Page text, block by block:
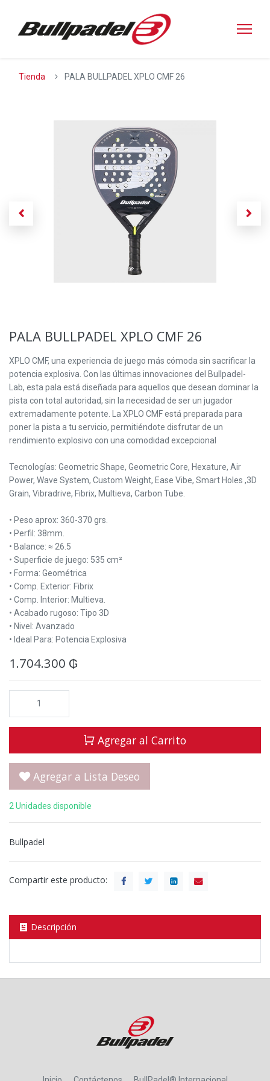
Tienda PALA BULLPADEL XPLO CMF 26
PALA BULLPADEL XPLO CMF 26
XPLO CMF, una experiencia de juego más cómoda sin sacrificar la
potencia explosiva. Con las últimas innovaciones del Bullpadel-
Lab, esta pala está diseñada para aquellos que desean dominar la
pista con total autoridad, sin la necesidad de ser un jugador
extremadamente potente. La XPLO CMF está preparada para
poner la pista a tu servicio, permitiéndote disfrutar de un
rendimiento explosivo con una comodidad excepcional
Tecnologías: Geometric Shape, Geometric Core, Hexature, Air
Power, Wave System, Custom Weight, Ease Vibe, Smart Holes ,3D
Grain, Vibradrive, Fibrix, Multieva, Carbon Tube.
• Peso aprox: 360-370 grs.
• Perfil: 38mm.
• Balance: ≈ 26.5
• Superficie de juego: 535 cm²
• Forma: Geométrica
• Comp. Exterior: Fibrix
• Comp. Interior: Multieva.
• Acabado rugoso: Tipo 3D
• Nivel: Avanzado
• Ideal Para: Potencia Explosiva
1.704.300 ₲
Agregar al Carrito
Agregar a Lista Deseo
2 Unidades disponible
Bullpadel
Compartir este producto:
Descripción